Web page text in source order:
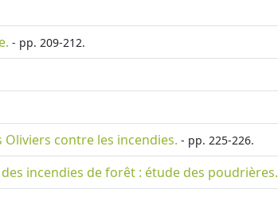
- pp. 209-212.
contre les incendies. - pp. 225-226.
incendies de forêt : étude des poudrières.